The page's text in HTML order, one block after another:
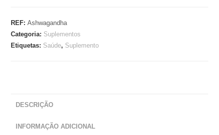
REF:Ashwagandha
Categoria: Suplementos
Etiquetas: Saúde, Suplemento
DESCRIÇÃO
INFORMAÇÃO ADICIONAL